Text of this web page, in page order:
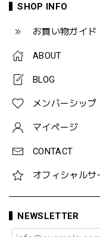
SHOP INFO
お買い物ガイド
ABOUT
BLOG
メンバーシップ
マイページ
CONTACT
オフィシャルサ
NEWSLETTER